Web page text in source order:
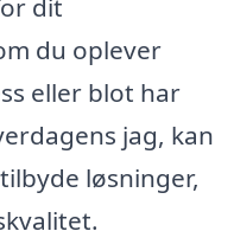
dit
du oplever
eller blot har
jag, kan
løsninger,